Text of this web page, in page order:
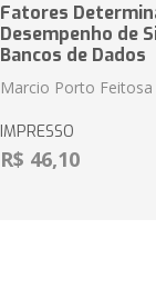
Fatores
Desempenho de
Bancos de Dados
Marcio Porto Feitosa
IMPRESSO
R$ 46,10